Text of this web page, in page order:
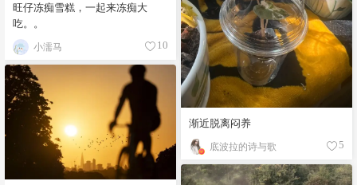
旺仔冻痴雪糕，一起来冻痴大
吃。。
小濡马 10
渐近脱离闷养
底波拉的诗与歌 5